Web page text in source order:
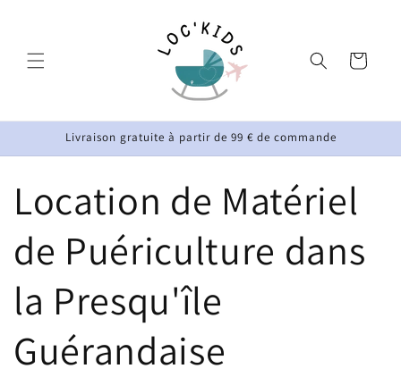
Carrello
Livraison gratuite à partir de 99 € de commande
Location de Matériel
de Puériculture dans
la Presqu'île
Guérandaise